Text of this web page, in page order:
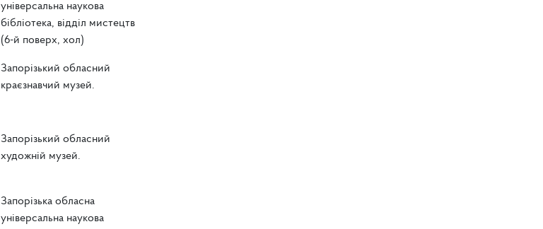
універсальна наукова
бібліотека, відділ мистецтв
(6-й поверх, хол)
Запорізький обласний
краєзнавчий музей.
Запорізький обласний
художній музей.
Запорізька обласна
універсальна наукова